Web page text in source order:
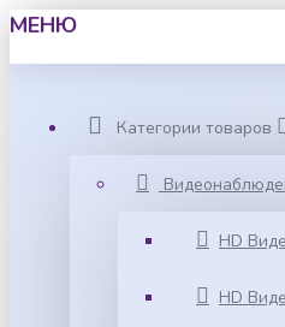
МЕНЮ
Категории товаров
HD
HD